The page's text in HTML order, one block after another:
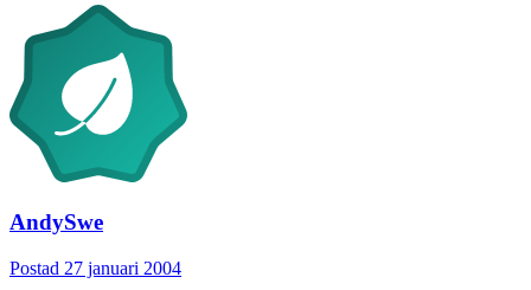
AndySwe
Postad 27 januari 2004